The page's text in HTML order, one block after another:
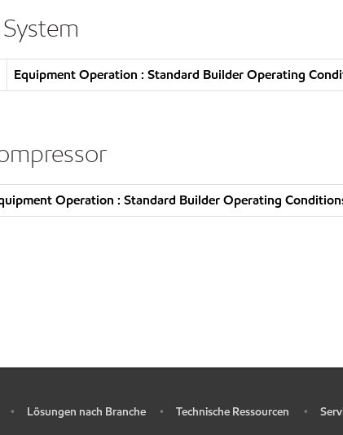
Equipment Operation : Standard Builder Operating
Operation : Standard Builder Operating
• Lösungen nach Branche • Technische Ressourcen •